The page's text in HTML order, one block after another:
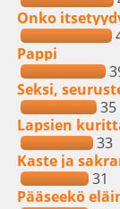
Onko
Pappi
Seksi,
35
Lapsien
33
Kaste ja
31
Pääseekö